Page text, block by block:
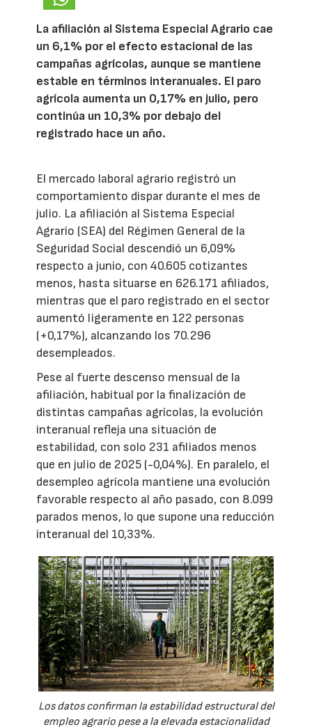
La afiliación al Sistema Especial Agrario cae
un 6,1% por el efecto estacional de las
campañas agrícolas, aunque se mantiene
estable en términos interanuales. El paro
agrícola aumenta un 0,17% en julio, pero
continúa un 10,3% por debajo del
registrado hace un año.
El mercado laboral agrario registró un
comportamiento dispar durante el mes de
julio. La afiliación al Sistema Especial
Agrario (SEA) del Régimen General de la
Seguridad Social descendió un 6,09%
respecto a junio, con 40.605 cotizantes
menos, hasta situarse en 626.171 afiliados,
mientras que el paro registrado en el sector
aumentó ligeramente en 122 personas
(+0,17%), alcanzando los 70.296
desempleados.
Pese al fuerte descenso mensual de la
afiliación, habitual por la finalización de
distintas campañas agrícolas, la evolución
interanual refleja una situación de
estabilidad, con solo 231 afiliados menos
que en julio de 2025 (-0,04%). En paralelo, el
desempleo agrícola mantiene una evolución
favorable respecto al año pasado, con 8.099
parados menos, lo que supone una reducción
interanual del 10,33%.
Los datos confirman la estabilidad estructural del
empleo agrario pese a la elevada estacionalidad